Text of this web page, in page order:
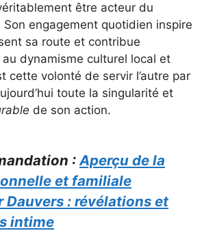
être acteur du
Son engagement quotidien inspire
sa route et contribue
dynamisme culturel local et
cette volonté de servir l’autre par
toute la singularité et
de son action.
: Aperçu de la
et familiale
Dauvers : révélations et
intime